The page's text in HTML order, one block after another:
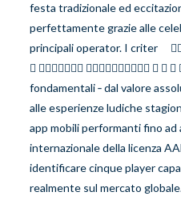
festa tradizionale ed
perfettamente grazie alle
principali operator​. I criter­
    
fondamentali ‑ dal valore
alle esperienze ludiche
app mobili performanti ­fino ad
internazionale della licenza
identificare cinque player
realmente sul mercato